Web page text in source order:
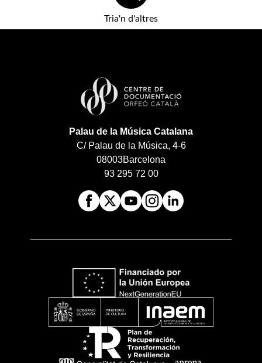
Tria'n d'altres
Palau de la Música Catalana
C/ Palau de la Música, 4-6
08003Barcelona
93 295 72 00